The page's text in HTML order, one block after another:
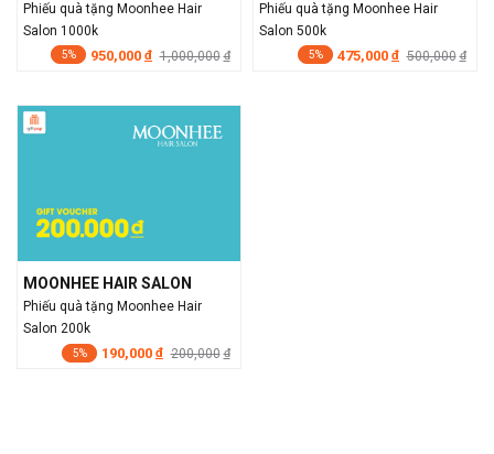
Phiếu quà tặng Moonhee Hair
Salon 1000k
5% 950,000 đ 1,000,000 đ
Phiếu quà tặng Moonhee Hair
Salon 500k
5% 475,000 đ 500,000 đ
MOONHEE HAIR SALON
Phiếu quà tặng Moonhee Hair
Salon 200k
5% 190,000 đ 200,000 đ